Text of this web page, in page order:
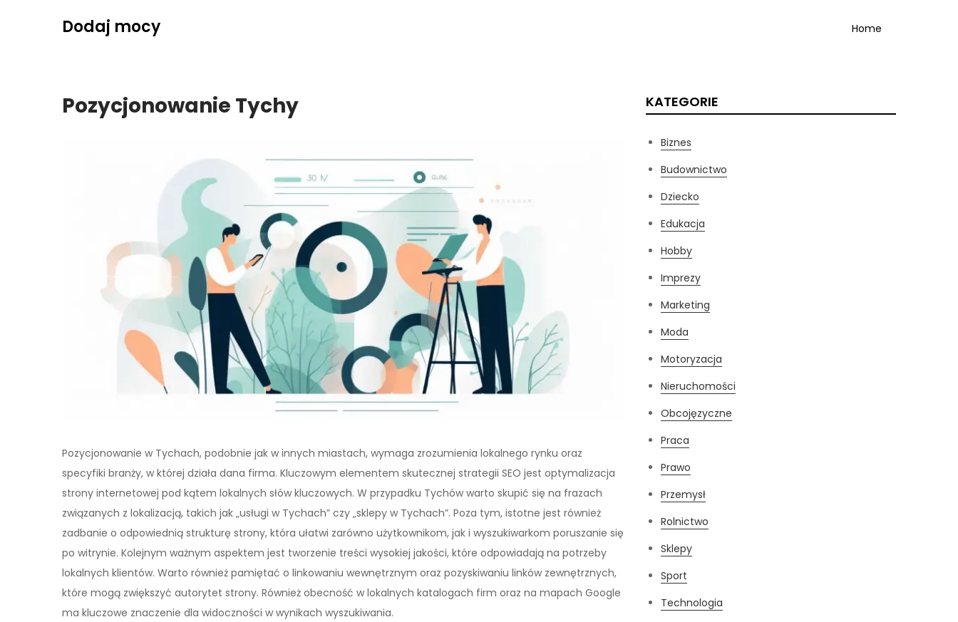
Dodaj mocy Home
Pozycjonowanie Tychy
Pozycjonowanie w Tychach, podobnie jak w innych miastach, wymaga zrozumienia lokalnego rynku oraz
specyfiki branży, w której działa dana firma. Kluczowym elementem skutecznej strategii SEO jest optymalizacja
strony internetowej pod kątem lokalnych słów kluczowych. W przypadku Tychów warto skupić się na frazach
związanych z lokalizacją, takich jak „usługi w Tychach” czy „sklepy w Tychach”. Poza tym, istotne jest również
zadbanie o odpowiednią strukturę strony, która ułatwi zarówno użytkownikom, jak i wyszukiwarkom poruszanie się
po witrynie. Kolejnym ważnym aspektem jest tworzenie treści wysokiej jakości, które odpowiadają na potrzeby
lokalnych klientów. Warto również pamiętać o linkowaniu wewnętrznym oraz pozyskiwaniu linków zewnętrznych,
które mogą zwiększyć autorytet strony. Również obecność w lokalnych katalogach firm oraz na mapach Google
ma kluczowe znaczenie dla widoczności w wynikach wyszukiwania.
KATEGORIE
Biznes
Budownictwo
Dziecko
Edukacja
Hobby
Imprezy
Marketing
Moda
Motoryzacja
Nieruchomości
Obcojęzyczne
Praca
Prawo
Przemysł
Rolnictwo
Sklepy
Sport
Technologia